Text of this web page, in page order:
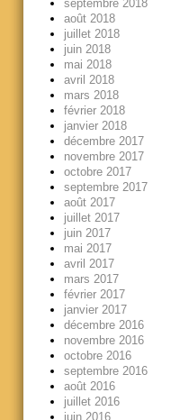
septembre 2018
août 2018
juillet 2018
juin 2018
mai 2018
avril 2018
mars 2018
février 2018
janvier 2018
décembre 2017
novembre 2017
octobre 2017
septembre 2017
août 2017
juillet 2017
juin 2017
mai 2017
avril 2017
mars 2017
février 2017
janvier 2017
décembre 2016
novembre 2016
octobre 2016
septembre 2016
août 2016
juillet 2016
juin 2016